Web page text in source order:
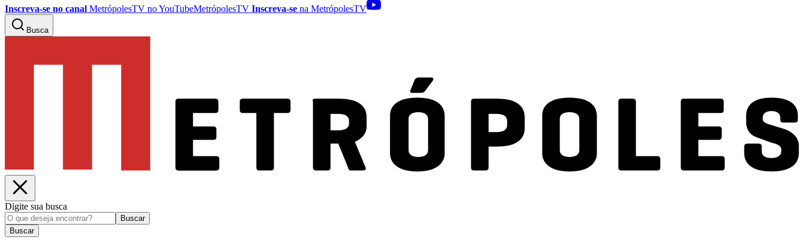
Inscreva-se no canal MetrópolesTV noYouTubeMetrópolesTV Inscreva-se na MetrópolesTV
Busca
Digite sua busca
Buscar
Buscar